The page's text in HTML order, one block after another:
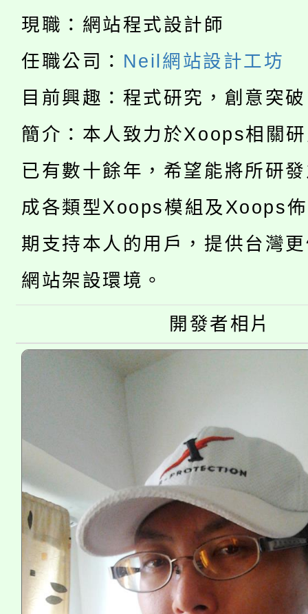
代理(課)教師甄選結果(
轉知中國文化大學推廣
《TA101》溝通分析基
程，歡迎學生輔導中心
心理、諮商輔導、社會
系所師生報名參加。
淨零綠生活教案入校路
會
115年食農教育專業人
程
學籍身 分審查程序及
版
淨零綠領人才培育課程
公告本校115學年度第
代理(課)教師甄選結果
「2026金融保險知識
車」活動
桃園市115學年度學生
生本土語及新住民語歌
公告本校115學年度第
代理(課)教師甄選結果
公告本校115學年度第
代理(課)教師甄選結果
轉知中國文化大學推廣
《TA101》溝通分析基
程，歡迎學生輔導中心
心理、諮商輔導、社會
系所師生報名參加。
現職：網站程式設計師
任職公司： Neil網站設計工坊
目前興趣：程式研究，創意突
簡介：本人致力於Xoops相關
已有數十餘年，希望能將所研
成各類型Xoops模組及Xoops
期支持本人的用戶，提供台灣
網站架設環境。
開發者相片